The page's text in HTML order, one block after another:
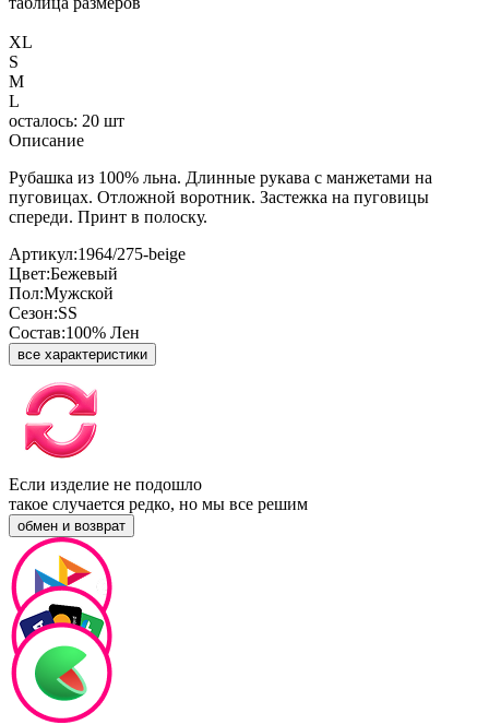
XL
S
M
L
осталось: 20 шт
Описание
Рубашка из 100% льна. Длинные рукава с манжетами на
пуговицах. Отложной воротник. Застежка на пуговицы
спереди. Принт в полоску.
Артикул:1964/275-beige
Цвет:Бежевый
Пол:Мужской
Сезон:SS
Состав:100% Лен
все характеристики
Если изделие не подошло
такое случается редко, но мы все решим
обмен и возврат